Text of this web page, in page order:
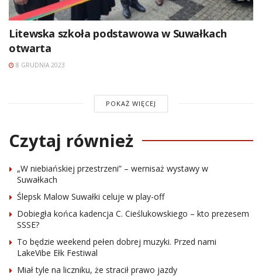
Litewska szkoła podstawowa w Suwałkach
otwarta
8 GRUDNIA 2023
POKAŻ WIĘCEJ
Czytaj również
„W niebiańskiej przestrzeni” – wernisaż wystawy w
Suwałkach
Ślepsk Malow Suwałki celuje w play-off
Dobiegła końca kadencja C. Cieślukowskiego – kto prezesem
SSSE?
To będzie weekend pełen dobrej muzyki. Przed nami
LakeVibe Ełk Festiwal
Miał tyle na liczniku, że stracił prawo jazdy